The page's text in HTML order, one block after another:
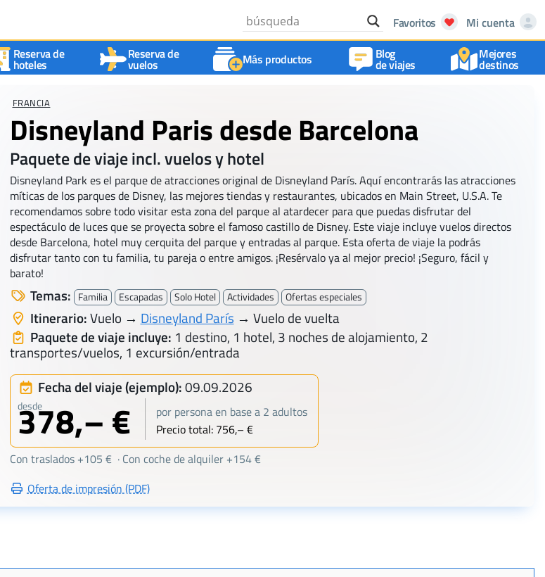
Favoritos
Mi cuenta
Reserva de
hoteles
Reserva de
vuelos Más productos Blog
de viajes
Mejores
destinos
FRANCIA
Disneyland Paris desde Barcelona
Paquete de viaje incl. vuelos y hotel
Disneyland Park es el parque de atracciones original de Disneyland París. Aquí encontrarás las atracciones
míticas de los parques de Disney, las mejores tiendas y restaurantes, ubicados en Main Street, U.S.A. Te
recomendamos sobre todo visitar esta zona del parque al atardecer para que puedas disfrutar del
espectáculo de luces que se proyecta sobre el famoso castillo de Disney. Este viaje incluye vuelos directos
desde Barcelona, hotel muy cerquita del parque y entradas al parque. Esta oferta de viaje la podrás
disfrutar tanto con tu familia, tu pareja o entre amigos. ¡Resérvalo ya al mejor precio! ¡Seguro, fácil y
barato!
Temas: Familia Escapadas Solo Hotel Actividades Ofertas especiales
Itinerario:Vuelo → Disneyland París → Vuelo de vuelta
Paquete de viaje incluye: 1 destino, 1 hotel, 3 noches de alojamiento, 2
transportes/vuelos, 1 excursión/entrada
Fecha del viaje (ejemplo):09.09.2026
desde
378,– €
por persona en base a 2 adultos
Precio total: 756,– €
Con traslados +105 € · Con coche de alquiler +154 €
Oferta de impresión (PDF)